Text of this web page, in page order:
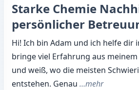
Starke Chemie
persönlicher
Hi! Ich bin Adam und ich helfe dir
bringe viel Erfahrung aus
und weiß, wo die meisten
entstehen. Genau …mehr